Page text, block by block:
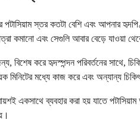
পটাসিয়াম স্তর কতটা বেশি এবং আপনার
কমানো এবং সেগুলি আবার বেড়ে যাওয়া
বিশেষ করে হৃদস্পন্দন পরিবর্তনের সাথে,
মিনিটের মধ্যে কাজ করে এবং অন্যান্য
একসাথে ব্যবহার করা হয় যাতে